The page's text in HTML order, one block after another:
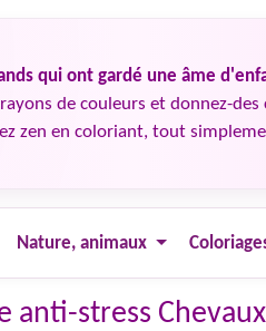
qui ont gardé une âme
de couleurs et donnez-des
zen en coloriant, tout
Nature, animaux
anti-stress Chevaux